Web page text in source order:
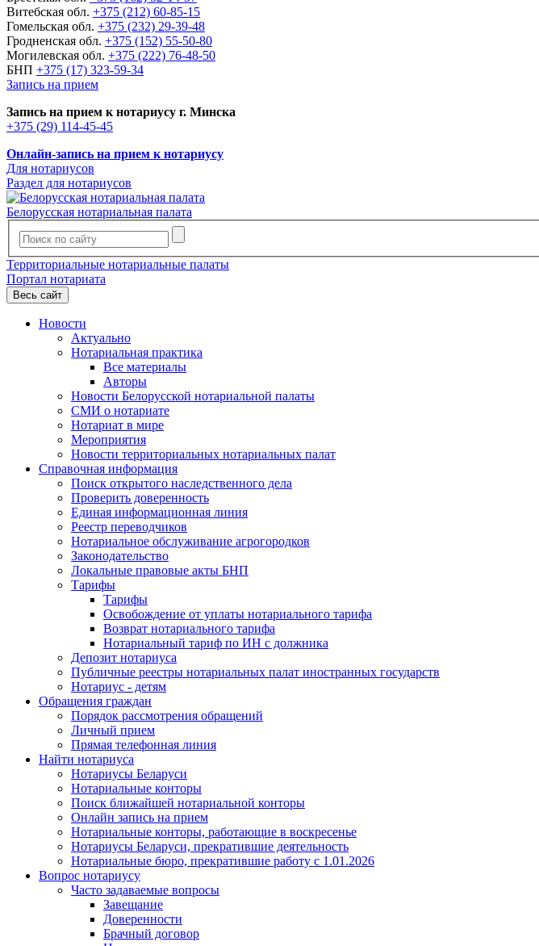
Витебская обл. +375 (212) 60-85-15
Гомельская обл. +375 (232) 29-39-48
Гродненская обл. +375 (152) 55-50-80
Могилевская обл. +375 (222) 76-48-50
БНП +375 (17) 323-59-34
Запись на прием
Запись на прием к нотариусу г. Минска
+375 (29) 114-45-45
Онлайн-запись на прием к нотариусу
Для нотариусов
Раздел для нотариусов
Белорусская нотариальная палата
Территориальные нотариальные палаты
Портал нотариата
Весь сайт
Новости
Актуально
Нотариальная практика
Все материалы
Авторы
Новости Белорусской нотариальной палаты
СМИ о нотариате
Нотариат в мире
Мероприятия
Новости территориальных нотариальных палат
Справочная информация
Поиск открытого наследственного дела
Проверить доверенность
Единая информационная линия
Реестр переводчиков
Нотариальное обслуживание агрогородков
Законодательство
Локальные правовые акты БНП
Тарифы
Тарифы
Освобождение от уплаты нотариального тарифа
Возврат нотариального тарифа
Нотариальный тариф по ИН с должника
Депозит нотариуса
Публичные реестры нотариальных палат иностранных государств
Нотариус - детям
Обращения граждан
Порядок рассмотрения обращений
Личный прием
Прямая телефонная линия
Найти нотариуса
Нотариусы Беларуси
Нотариальные конторы
Поиск ближайшей нотариальной конторы
Онлайн запись на прием
Нотариальные конторы, работающие в воскресенье
Нотариусы Беларуси, прекратившие деятельность
Нотариальные бюро, прекратившие работу с 1.01.2026
Вопрос нотариусу
Часто задаваемые вопросы
Завещание
Доверенности
Брачный договор